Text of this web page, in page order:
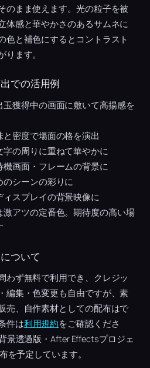
のまま使えます。光の粒子を被
体感と華やかさのあるサムネに
色と補色にするとコントラスト
ます。
での活用例
玉獲得中の画面に敷いて高揚感を
と密度で場面の格を演出
字の周りに重ねて華やかに
機画面・フレームの背景に
のシーンの彩りに
ィスプレイの背景映像に
激アツの定番色。期待度の高い場
ついて
わず無料で利用でき、クレジッ
編集・色変更も自由ですが、素
売、自作素材としての配布はで
件は利用規約をご確認くださ
景透過版・After Effectsプロジェ
を予定しています。